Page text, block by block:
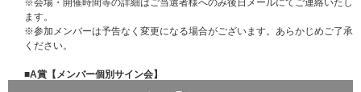
※会場・開催時間等の詳細はご当選者様へのみ後日メールにてご連絡いたし
ます。
※参加メンバーは予告なく変更になる場合がございます。あらかじめご了承
ください。
■A賞【メンバー個別サイン会】
メンバー1名からポストカードへサインを入れるオフラインイベントです。